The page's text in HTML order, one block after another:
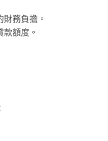
務負擔。
額度。